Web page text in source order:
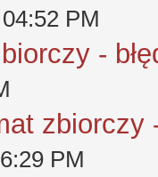
PM
-
zbiorczy
PM